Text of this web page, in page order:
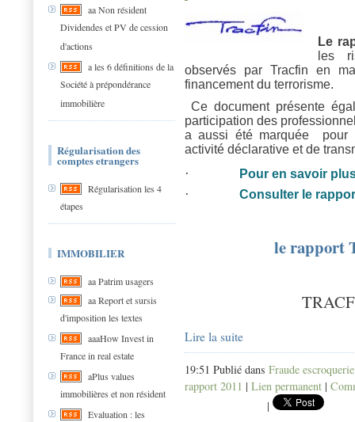
aa Non résident
Dividendes et PV de cession
d'actions
a les 6 définitions de la
Société à prépondérance
immobilière
Régularisation des
comptes etrangers
Régularisation les 4
étapes
IMMOBILIER
aa Patrim usagers
aa Report et sursis
d'imposition les textes
aaaHow Invest in
France in real estate
aPlus values
immobilières et non résident
Evaluation : les
Le
les
observés par Tracfin en
financement du terrorisme.
Ce document présente
participation des
a aussi été marquée pour
activité déclarative et de
· Pour en savoir
· Consulter le
le rapport
Lire la suite
19:51 Publié dans Fraude
rapport 2011 | Lien permanent |
|